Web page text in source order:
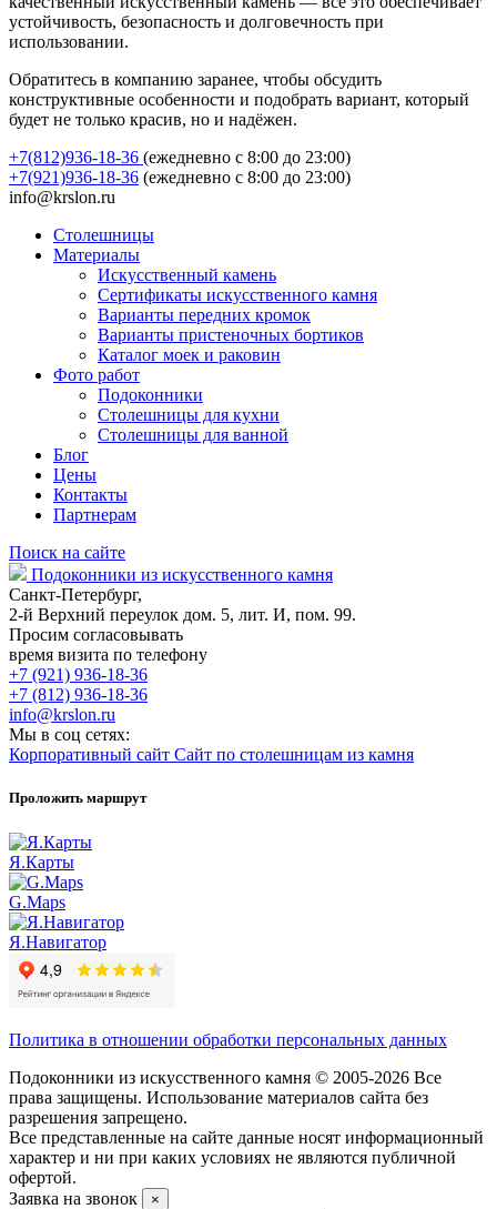
устойчивость, безопасность и долговечность при
использовании.
Обратитесь в компанию заранее, чтобы обсудить
конструктивные особенности и подобрать вариант, который
будет не только красив, но и надёжен.
+7(812)936-18-36 (ежедневно с 8:00 до 23:00)
+7(921)936-18-36 (ежедневно с 8:00 до 23:00)
info@krslon.ru
Столешницы
Материалы
Искусственный камень
Сертификаты искусственного камня
Варианты передних кромок
Варианты пристеночных бортиков
Каталог моек и раковин
Фото работ
Подоконники
Столешницы для кухни
Столешницы для ванной
Блог
Цены
Контакты
Партнерам
Поиск на сайте
Подоконники из искусственного камня
Санкт-Петербург,
2-й Верхний переулок дом. 5, лит. И, пом. 99.
Просим согласовывать
время визита по телефону
+7 (921) 936-18-36
+7 (812) 936-18-36
info@krslon.ru
Мы в соц сетях:
Корпоративный сайт Сайт по столешницам из камня
Проложить маршрут
Я.Карты
G.Maps
Я.Навигатор
Политика в отношении обработки персональных данных
Подоконники из искусственного камня © 2005-2026 Все
права защищены. Использование материалов сайта без
разрешения запрещено.
Все представленные на сайте данные носят информационный
характер и ни при каких условиях не являются публичной
офертой.
Заявка на звонок
×